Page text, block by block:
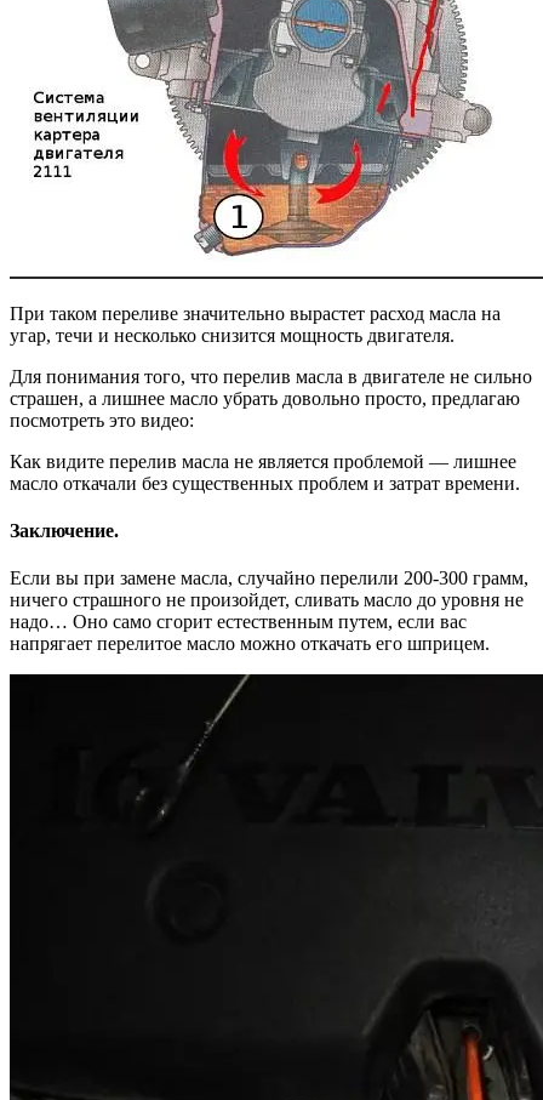
При таком переливе значительно вырастет расход масла на
угар, течи и несколько снизится мощность двигателя.
Для понимания того, что перелив масла в двигателе не сильно
страшен, а лишнее масло убрать довольно просто, предлагаю
посмотреть это видео:
Как видите перелив масла не является проблемой — лишнее
масло откачали без существенных проблем и затрат времени.
Заключение.
Если вы при замене масла, случайно перелили 200-300 грамм,
ничего страшного не произойдет, сливать масло до уровня не
надо… Оно само сгорит естественным путем, если вас
напрягает перелитое масло можно откачать его шприцем.